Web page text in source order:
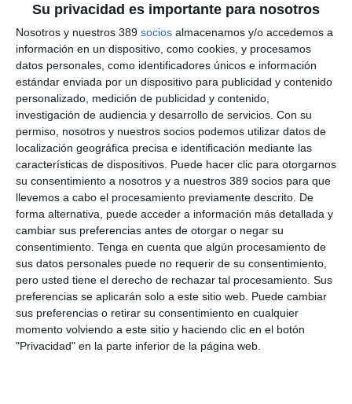
Su privacidad es importante para nosotros
Nosotros y nuestros 389 socios almacenamos y/o accedemos a
información en un dispositivo, como cookies, y procesamos
datos personales, como identificadores únicos e información
estándar enviada por un dispositivo para publicidad y contenido
personalizado, medición de publicidad y contenido,
investigación de audiencia y desarrollo de servicios. Con su
permiso, nosotros y nuestros socios podemos utilizar datos de
localización geográfica precisa e identificación mediante las
características de dispositivos. Puede hacer clic para otorgarnos
su consentimiento a nosotros y a nuestros 389 socios para que
llevemos a cabo el procesamiento previamente descrito. De
forma alternativa, puede acceder a información más detallada y
cambiar sus preferencias antes de otorgar o negar su
consentimiento. Tenga en cuenta que algún procesamiento de
sus datos personales puede no requerir de su consentimiento,
pero usted tiene el derecho de rechazar tal procesamiento. Sus
preferencias se aplicarán solo a este sitio web. Puede cambiar
sus preferencias o retirar su consentimiento en cualquier
momento volviendo a este sitio y haciendo clic en el botón
"Privacidad" en la parte inferior de la página web.
En cuanto a losMASC, hace un año ya hubo críticas por la
mayorcarga de trabajoque esto conllevaría, tanto para los
abogados de las partes implicadas como para los letrados de la
Administración de Justicia, encargados de valorar el
cumplimiento de los requisitos de admisión a trámite de la
demanda.
Con todo, el director de la Asesoría Jurídica de ARAG prefiere
ser optimista y cree que "bien aplicada, una vez que la